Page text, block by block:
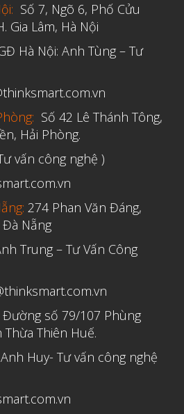
Tháng Mười 2021
Tháng Bảy 2021
Tháng Sáu 2021
Tháng Năm 2021
Tháng Tư 2021
Tháng Ba 2021
Tháng Một 2021
Tháng Mười Hai 2020
Tháng Mười Một 2020
Tháng Tám 2020
Tháng Bảy 2020
Tháng Năm 2020
Số 7, Ngõ 6, Phố Cửu
Gia Lâm, Hà Nội
Hà Nội: Anh Tùng – Tư
Số 42 Lê Thánh Tông,
Hải Phòng.
vấn công nghệ )
274 Phan Văn Đáng,
Đà Nẵng
Trung – Tư Vấn Công
Đường số 79/107 Phùng
Thừa Thiên Huế.
Huy- Tư vấn công nghệ